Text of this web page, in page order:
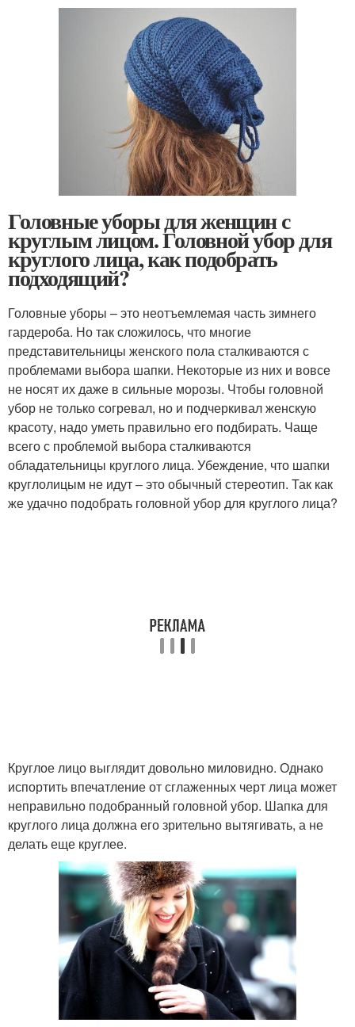
Головные уборы для женщин с
круглым лицом. Головной убор для
круглого лица, как подобрать
подходящий?
Головные уборы – это неотъемлемая часть зимнего
гардероба. Но так сложилось, что многие
представительницы женского пола сталкиваются с
проблемами выбора шапки. Некоторые из них и вовсе
не носят их даже в сильные морозы. Чтобы головной
убор не только согревал, но и подчеркивал женскую
красоту, надо уметь правильно его подбирать. Чаще
всего с проблемой выбора сталкиваются
обладательницы круглого лица. Убеждение, что шапки
круглолицым не идут – это обычный стереотип. Так как
же удачно подобрать головной убор для круглого лица?
Круглое лицо выглядит довольно миловидно. Однако
испортить впечатление от сглаженных черт лица может
неправильно подобранный головной убор. Шапка для
круглого лица должна его зрительно вытягивать, а не
делать еще круглее.